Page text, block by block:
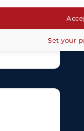
Set your